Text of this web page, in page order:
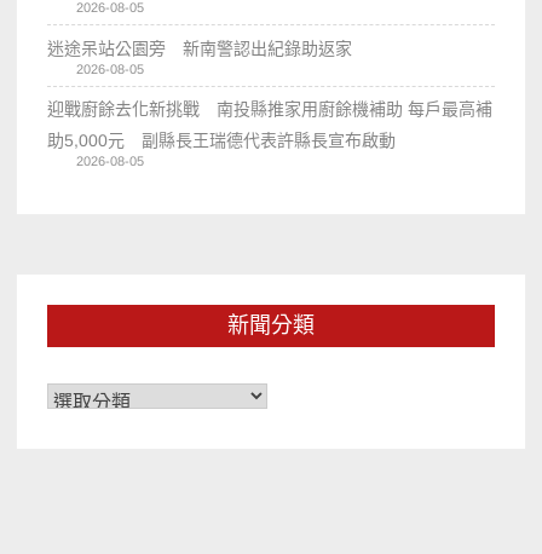
2026-08-05
迷途呆站公園旁 新南警認出紀錄助返家
2026-08-05
迎戰廚餘去化新挑戰 南投縣推家用廚餘機補助 每戶最高補
助5,000元 副縣長王瑞德代表許縣長宣布啟動
2026-08-05
新聞分類
新